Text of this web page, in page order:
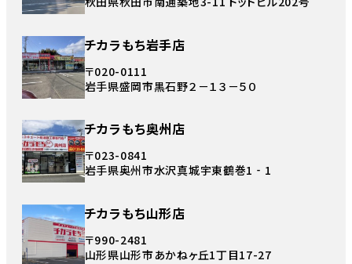
チカラもち岩手店
〒020-0111
岩手県盛岡市黒石野２－１３－５０
チカラもち奥州店
〒023-0841
岩手県奥州市水沢真城宇東鶴巻1‐1
チカラもち山形店
〒990-2481
山形県山形市あかねヶ丘1丁目17-27